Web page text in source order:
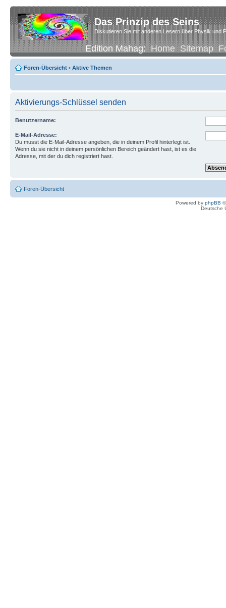
Das Prinzip des Seins
Diskutieren Sie mit anderen Lesern über Physik und
Edition Mahag:Home Sitemap
Foren-Übersicht • Aktive Themen
Aktivierungs-Schlüssel senden
Benutzername:
E-Mail-Adresse:
Du musst die E-Mail-Adresse angeben, die in deinem Profil hinterlegt ist.
Wenn du sie nicht in deinem persönlichen Bereich geändert hast, ist es die
Adresse, mit der du dich registriert hast.
Foren-Übersicht
Powered by phpBB
Deutsche